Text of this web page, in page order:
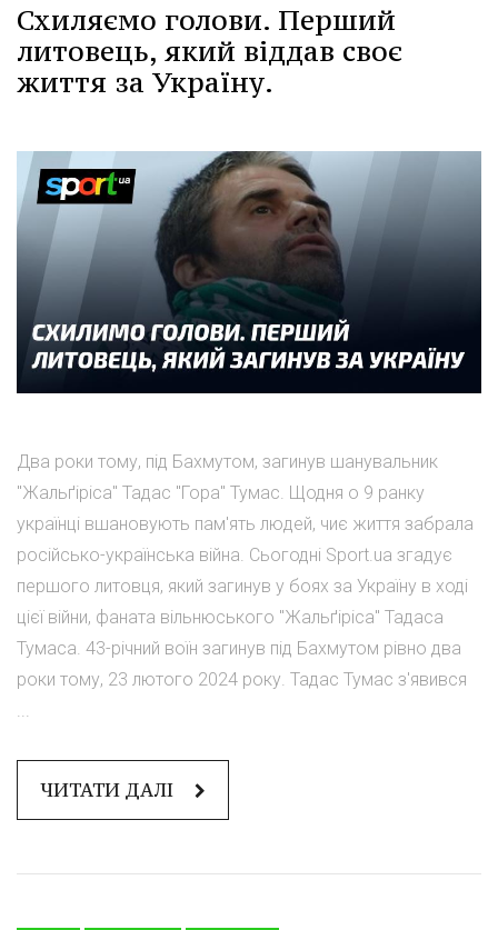
Схиляємо голови. Перший
литовець, який віддав своє
життя за Україну.
Два роки тому, під Бахмутом, загинув шанувальник
"Жальґіріса" Тадас "Гора" Тумас. Щодня о 9 ранку
українці вшановують пам'ять людей, чиє життя забрала
російсько-українська війна. Сьогодні Sport.ua згадує
першого литовця, який загинув у боях за Україну в ході
цієї війни, фаната вільнюського "Жальґіріса" Тадаса
Тумаса. 43-річний воїн загинув під Бахмутом рівно два
роки тому, 23 лютого 2024 року. Тадас Тумас з'явився
...
ЧИТАТИ ДАЛІ